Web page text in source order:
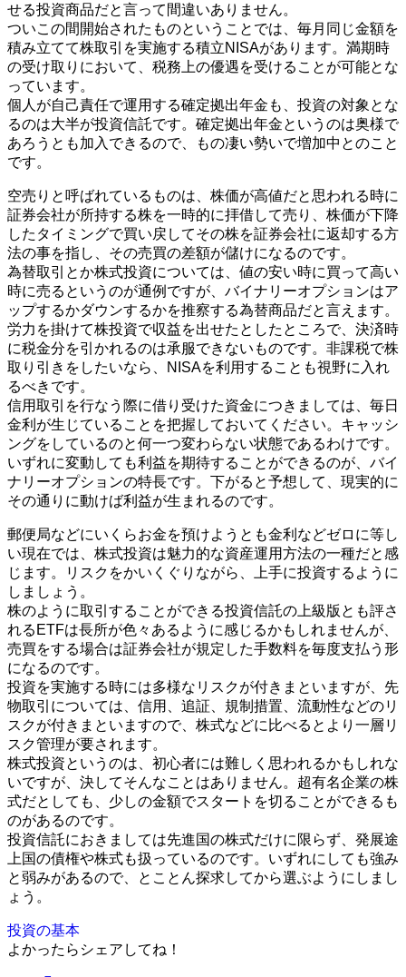
せる投資商品だと言って間違いありません。
ついこの間開始されたものということでは、毎月同じ金額を
積み立てて株取引を実施する積立NISAがあります。満期時
の受け取りにおいて、税務上の優遇を受けることが可能とな
っています。
個人が自己責任で運用する確定拠出年金も、投資の対象とな
るのは大半が投資信託です。確定拠出年金というのは奥様で
あろうとも加入できるので、もの凄い勢いで増加中とのこと
です。
空売りと呼ばれているものは、株価が高値だと思われる時に
証券会社が所持する株を一時的に拝借して売り、株価が下降
したタイミングで買い戻してその株を証券会社に返却する方
法の事を指し、その売買の差額が儲けになるのです。
為替取引とか株式投資については、値の安い時に買って高い
時に売るというのが通例ですが、バイナリーオプションはア
ップするかダウンするかを推察する為替商品だと言えます。
労力を掛けて株投資で収益を出せたとしたところで、決済時
に税金分を引かれるのは承服できないものです。非課税で株
取り引きをしたいなら、NISAを利用することも視野に入れ
るべきです。
信用取引を行なう際に借り受けた資金につきましては、毎日
金利が生じていることを把握しておいてください。キャッシ
ングをしているのと何一つ変わらない状態であるわけです。
いずれに変動しても利益を期待することができるのが、バイ
ナリーオプションの特長です。下がると予想して、現実的に
その通りに動けば利益が生まれるのです。
郵便局などにいくらお金を預けようとも金利などゼロに等し
い現在では、株式投資は魅力的な資産運用方法の一種だと感
じます。リスクをかいくぐりながら、上手に投資するように
しましょう。
株のように取引することができる投資信託の上級版とも評さ
れるETFは長所が色々あるように感じるかもしれませんが、
売買をする場合は証券会社が規定した手数料を毎度支払う形
になるのです。
投資を実施する時には多様なリスクが付きまといますが、先
物取引については、信用、追証、規制措置、流動性などのリ
スクが付きまといますので、株式などに比べるとより一層リ
スク管理が要されます。
株式投資というのは、初心者には難しく思われるかもしれな
いですが、決してそんなことはありません。超有名企業の株
式だとしても、少しの金額でスタートを切ることができるも
のがあるのです。
投資信託におきましては先進国の株式だけに限らず、発展途
上国の債権や株式も扱っているのです。いずれにしても強み
と弱みがあるので、とことん探求してから選ぶようにしまし
ょう。
投資の基本
よかったらシェアしてね！